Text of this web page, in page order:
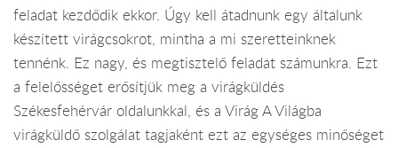
feladat kezdődik ekkor. Úgy kell átadnunk egy általunk
készített virágcsokrot, mintha a mi szeretteinknek
tennénk. Ez nagy, és megtisztelő feladat számunkra. Ezt
a felelősséget erősítjük meg a virágküldés
Székesfehérvár oldalunkkal, és a Virág A Világba
virágküldő szolgálat tagjaként ezt az egységes minőséget